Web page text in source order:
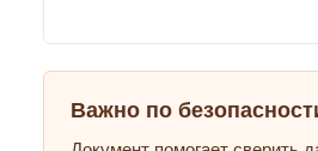
Важно по